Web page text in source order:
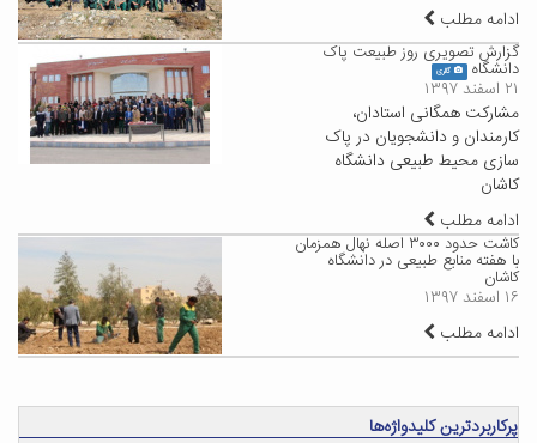
ادامه مطلب
گزارش تصویری روز طبیعت پاک
دانشگاه گالری
۲۱ اسفند ۱۳۹۷
مشارکت همگانی استادان،
کارمندان و دانشجویان در پاک
سازی محیط طبیعی دانشگاه
کاشان
ادامه مطلب
کاشت حدود ۳۰۰۰ اصله نهال همزمان
با هفته منابع طبیعی در دانشگاه
کاشان
۱۶ اسفند ۱۳۹۷
ادامه مطلب
پرکاربردترین کلیدواژه‌ها